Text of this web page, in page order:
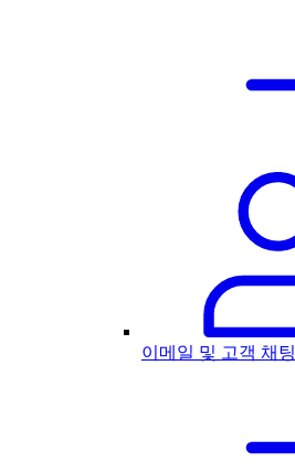
이메일 및 고객 채팅